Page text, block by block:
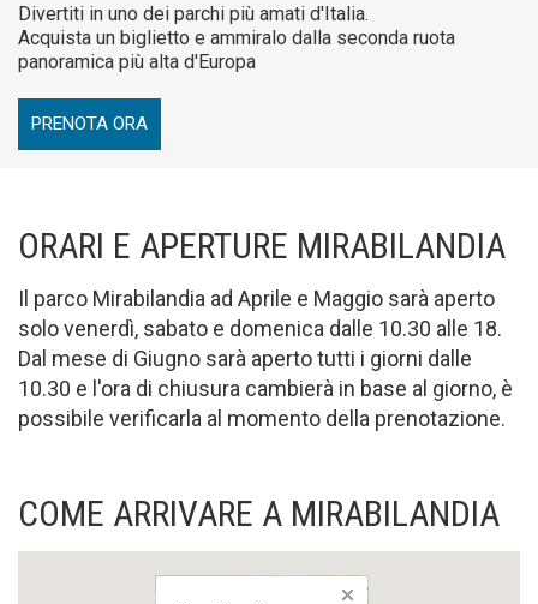
Divertiti in uno dei parchi più amati d'Italia.
Acquista un biglietto e ammiralo dalla seconda ruota
panoramica più alta d'Europa
PRENOTA ORA
ORARI E APERTURE MIRABILANDIA
Il parco Mirabilandia ad Aprile e Maggio sarà aperto
solo venerdì, sabato e domenica dalle 10.30 alle 18.
Dal mese di Giugno sarà aperto tutti i giorni dalle
10.30 e l'ora di chiusura cambierà in base al giorno, è
possibile verificarla al momento della prenotazione.
COME ARRIVARE A MIRABILANDIA